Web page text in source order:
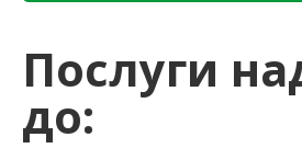
Послуги
до: